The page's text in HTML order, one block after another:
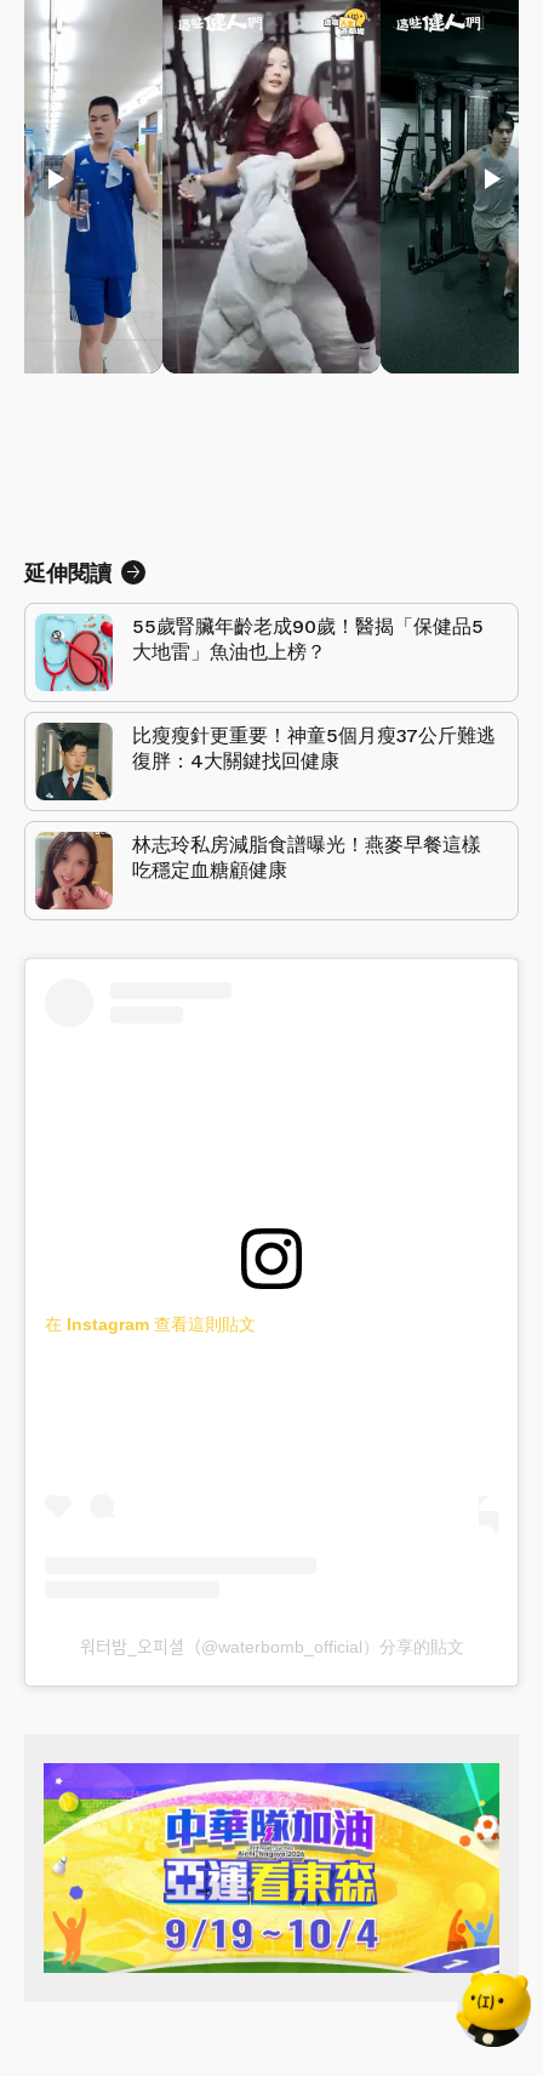
play_arrow play_arrow play_arrow
延伸閱讀
55歲腎臟年齡老成90歲！醫揭「保健品5
大地雷」魚油也上榜？
比瘦瘦針更重要！神童5個月瘦37公斤難逃
復胖：4大關鍵找回健康
林志玲私房減脂食譜曝光！燕麥早餐這樣
吃穩定血糖顧健康
在 Instagram 查看這則貼文
워터밤_오피셜（@waterbomb_official）分享的貼文